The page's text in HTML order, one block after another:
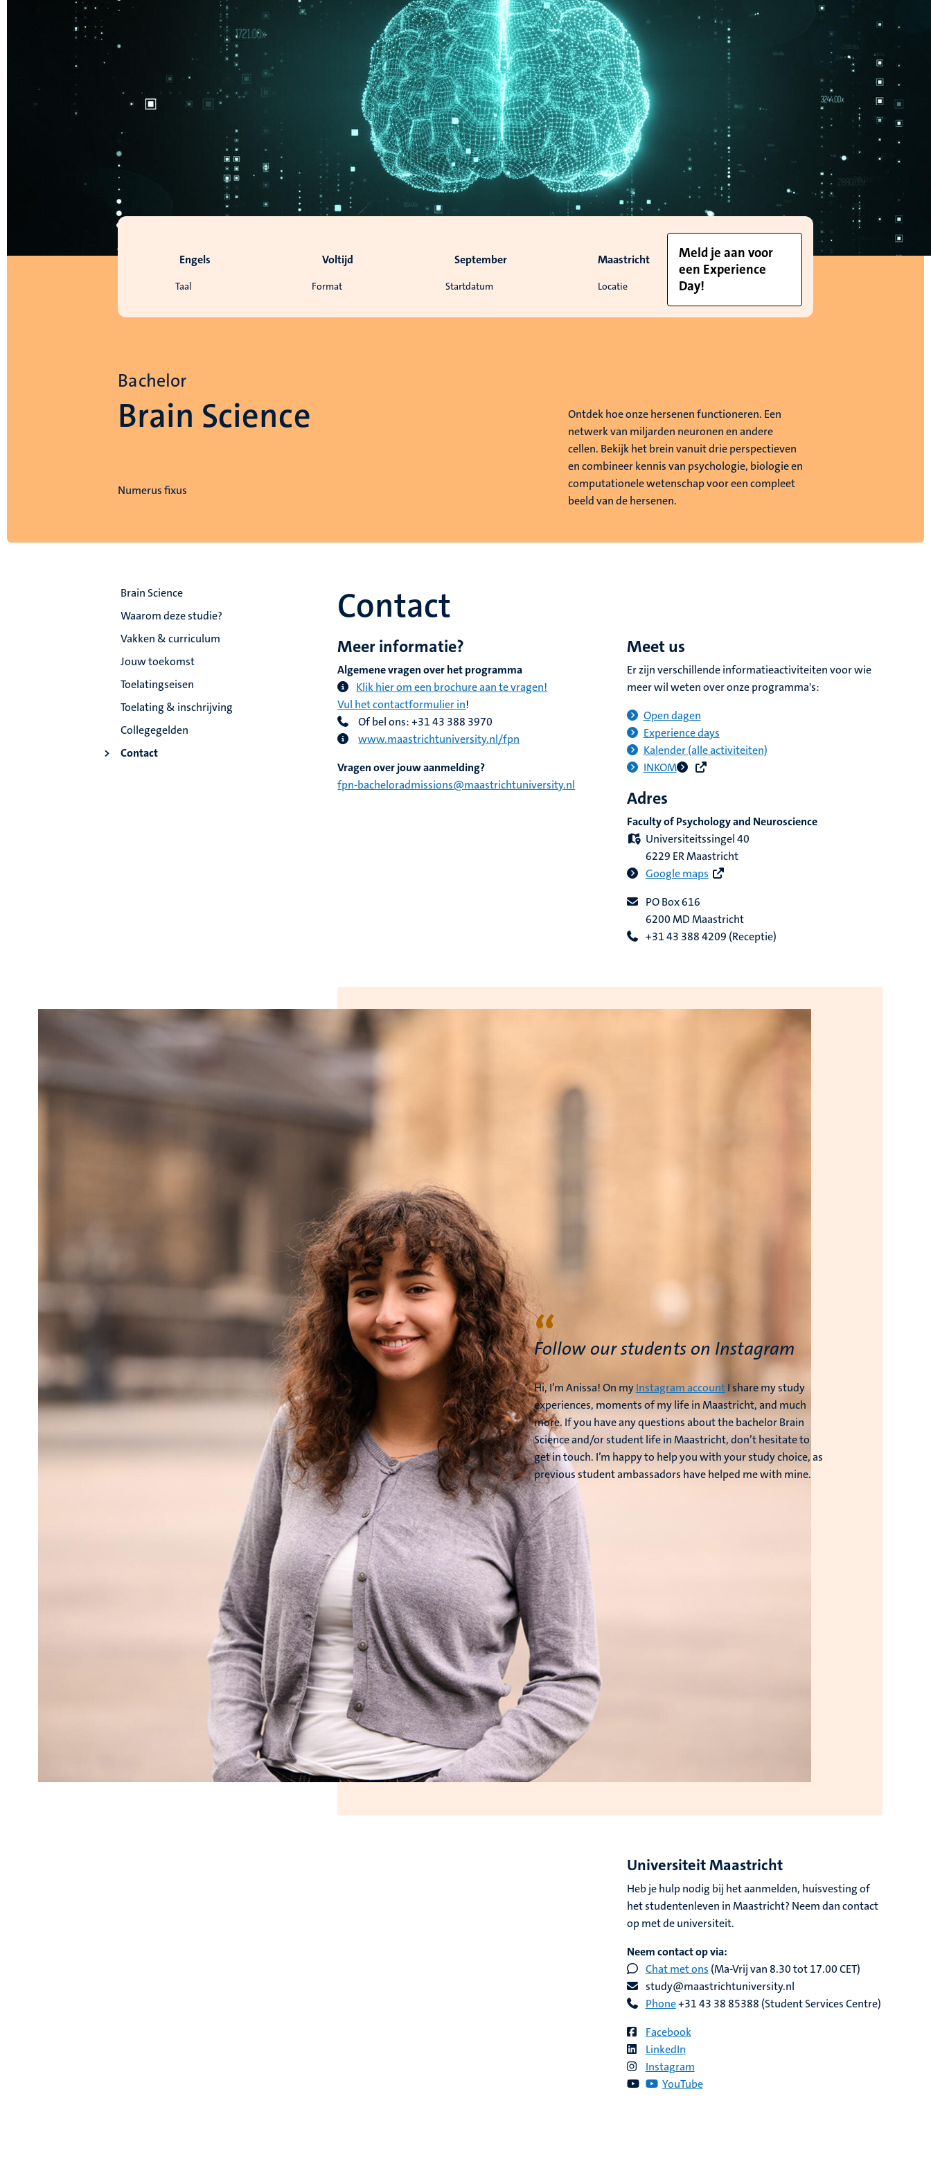
Taal
Engels
Format
Voltijd
Startdatum
September
Locatie
Maastricht
Meld je aan voor
een Experience
Day!
Bachelor
Brain Science
Numerus fixus
Ontdek hoe onze hersenen functioneren. Een
netwerk van miljarden neuronen en andere
cellen. Bekijk het brein vanuit drie perspectieven
en combineer kennis van psychologie, biologie en
computationele wetenschap voor een compleet
beeld van de hersenen.
Brain Science
Waarom deze studie?
Vakken & curriculum
Jouw toekomst
Toelatingseisen
Toelating & inschrijving
Collegegelden
Contact
Contact
Meer informatie?
Algemene vragen over het programma
Klik hier om een brochure aan te vragen!
Vul het contactformulier in!
Of bel ons: +31 43 388 3970
www.maastrichtuniversity.nl/fpn
Vragen over jouw aanmelding?
fpn-bacheloradmissions@maastrichtuniversity.nl
Meet us
Er zijn verschillende informatieactiviteiten voor wie
meer wil weten over onze programma's:
Open dagen
Experience days
Kalender (alle activiteiten)
INKOM
Adres
Faculty of Psychology and Neuroscience
Universiteitssingel 40
6229 ER Maastricht
Google maps
PO Box 616
6200 MD Maastricht
+31 43 388 4209 (Receptie)
“
Follow our students on Instagram
Hi, I’m Anissa! On myInstagram accountI share my study
experiences, moments of my life in Maastricht, and much
more. If you have any questions about the bachelor Brain
Science and/or student life in Maastricht, don’t hesitate to
get in touch. I’m happy to help you with your study choice, as
previous student ambassadors have helped me with mine.
Universiteit Maastricht
Heb je hulp nodig bij het aanmelden, huisvesting of
het studentenleven in Maastricht? Neem dan contact
op met de universiteit.
Neem contact op via:
Chat met ons (Ma-Vrij van 8.30 tot 17.00 CET)
study@maastrichtuniversity.nl
Phone+31 43 38 85388 (Student Services Centre)
Facebook
LinkedIn
Instagram
YouTube